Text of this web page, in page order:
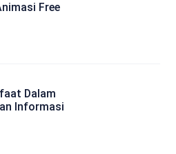
Free
Dalam
Informasi